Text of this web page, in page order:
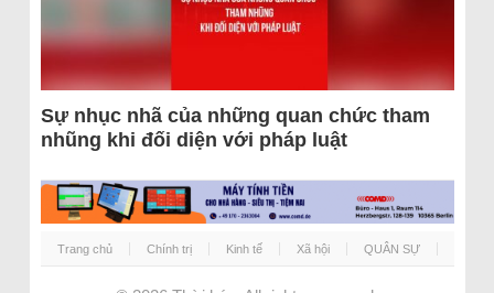
Sự nhục nhã của những quan chức tham
nhũng khi đối diện với pháp luật
Trang chủ Chính trị Kinh tế Xã hội QUÂN SỰ